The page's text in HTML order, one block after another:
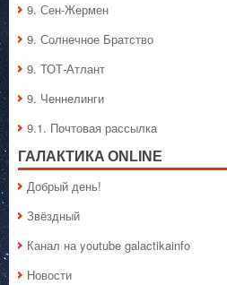
9. Сен-Жермен
9. Солнечное Братство
9. ТОТ-Атлант
9. Ченнелинги
9.1. Почтовая рассылка
ГАЛАКТИКA ONLINE
Добрый день!
Звёздный
Канал на youtube galactikainfo
Новости